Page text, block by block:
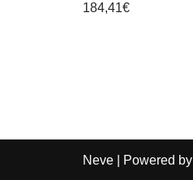
184,41€
Neve | Powered by